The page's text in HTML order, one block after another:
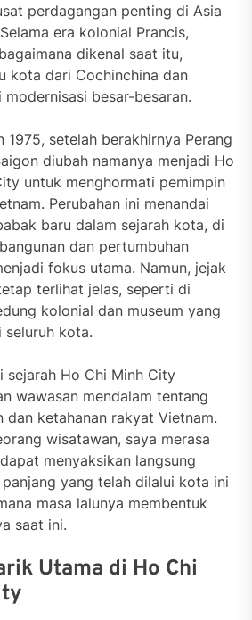
perdagangan penting di Asia
era kolonial Prancis,
dikenal saat itu,
kota dari Cochinchina dan
modernisasi besar-besaran.
1975, setelah berakhirnya Perang
diubah namanya menjadi Ho
untuk menghormati pemimpin
Perubahan ini menandai
baru dalam sejarah kota, di
dan pertumbuhan
fokus utama. Namun, jejak
terlihat jelas, seperti di
kolonial dan museum yang
seluruh kota.
sejarah Ho Chi Minh City
wawasan mendalam tentang
dan ketahanan rakyat Vietnam.
wisatawan, saya merasa
menyaksikan langsung
panjang yang telah dilalui kota ini
masa lalunya membentuk
saat ini.
Utama di Ho Chi